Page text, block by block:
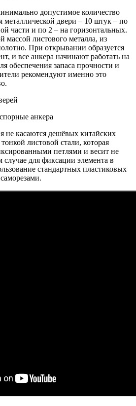
допустимое количество
металлической двери – 10 штук – по
части и по 2 – на горизонтальных.
массой листового металла, из
При открывании образуется
и все анкера начинают работать на
обеспечения запаса прочности и
рекомендуют именно это
анкера
не касаются дешёвых китайских
листовой стали, которая
петлями и весит не
случае для фиксации элемента в
стандартных пластиковых